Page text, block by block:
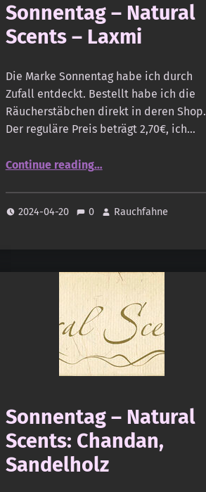
Sonnentag – Natural
Scents – Laxmi
Die Marke Sonnentag habe ich durch
Zufall entdeckt. Bestellt habe ich die
Räucherstäbchen direkt in deren Shop.
Der reguläre Preis beträgt 2,70€, ich…
Continue reading“Sonnentag – Natural Scents – Laxmi”
…
2024-04-20 0 Rauchfahne
Sonnentag – Natural
Scents: Chandan,
Sandelholz